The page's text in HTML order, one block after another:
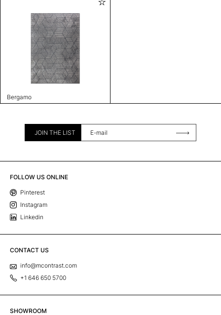
Bergamo
JOIN THE LIST
FOLLOW US ONLINE
Pinterest
Instagram
Linkedin
CONTACT US
info@mcontrast.com
+1 646 650 5700
SHOWROOM